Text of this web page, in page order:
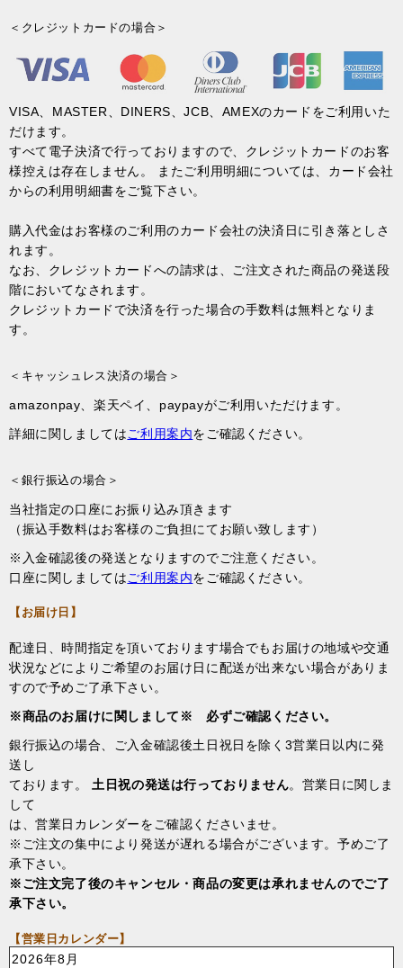
＜クレジットカードの場合＞
VISA、MASTER、DINERS、JCB、AMEXのカードをご利用いた
だけます。
すべて電子決済で行っておりますので、クレジットカードのお客
様控えは存在しません。 またご利用明細については、カード会社
からの利用明細書をご覧下さい。
購入代金はお客様のご利用のカード会社の決済日に引き落としさ
れます。
なお、クレジットカードへの請求は、ご注文された商品の発送段
階においてなされます。
クレジットカードで決済を行った場合の手数料は無料となりま
す。
＜キャッシュレス決済の場合＞
amazonpay、楽天ペイ、paypayがご利用いただけます。
詳細に関しましてはご利用案内をご確認ください。
＜銀行振込の場合＞
当社指定の口座にお振り込み頂きます
（振込手数料はお客様のご負担にてお願い致します）
※入金確認後の発送となりますのでご注意ください。
口座に関しましてはご利用案内をご確認ください。
【お届け日】
配達日、時間指定を頂いております場合でもお届けの地域や交通
状況などによりご希望のお届け日に配送が出来ない場合がありま
すので予めご了承下さい。
※商品のお届けに関しまして※ 必ずご確認ください。
銀行振込の場合、ご入金確認後土日祝日を除く3営業日以内に発
送し
ております。土日祝の発送は行っておりません。営業日に関しま
して
は、営業日カレンダーをご確認くださいませ。
※ご注文の集中により発送が遅れる場合がございます。予めご了
承下さい。
※ご注文完了後のキャンセル・商品の変更は承れませんのでご了
承下さい。
【営業日カレンダー】
2026年8月